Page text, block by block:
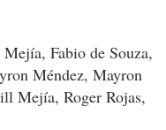
Fabio de Souza,
Méndez, Mayron
Mejía, Roger Rojas,